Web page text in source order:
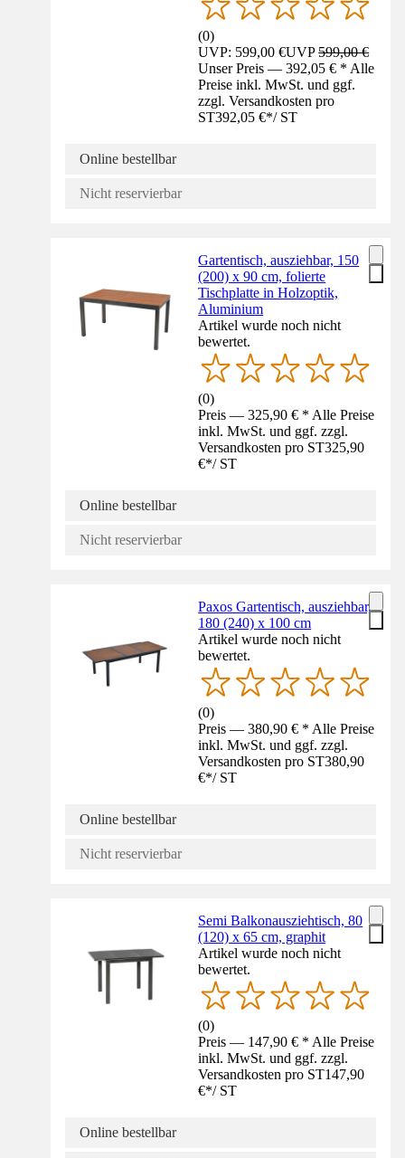
(0)
UVP: 599,00 €UVP599,00 €
Unser Preis — 392,05 € * Alle
Preise inkl. MwSt. und ggf.
zzgl. Versandkosten pro
ST392,05 €*/ ST
Online bestellbar
Nicht reservierbar
Gartentisch, ausziehbar, 150
(200) x 90 cm, folierte
Tischplatte in Holzoptik,
Aluminium
Artikel wurde noch nicht
bewertet.
(0)
Preis — 325,90 € * Alle Preise
inkl. MwSt. und ggf. zzgl.
Versandkosten pro ST325,90
€*/ ST
Online bestellbar
Nicht reservierbar
Paxos Gartentisch, ausziehbar,
180 (240) x 100 cm
Artikel wurde noch nicht
bewertet.
(0)
Preis — 380,90 € * Alle Preise
inkl. MwSt. und ggf. zzgl.
Versandkosten pro ST380,90
€*/ ST
Online bestellbar
Nicht reservierbar
Semi Balkonausziehtisch, 80
(120) x 65 cm, graphit
Artikel wurde noch nicht
bewertet.
(0)
Preis — 147,90 € * Alle Preise
inkl. MwSt. und ggf. zzgl.
Versandkosten pro ST147,90
€*/ ST
Online bestellbar